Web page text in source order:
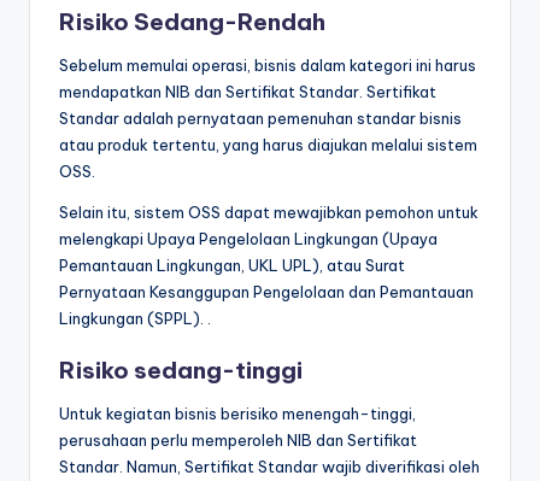
Risiko Sedang-Rendah
Sebelum memulai operasi, bisnis dalam kategori ini harus
mendapatkan NIB dan Sertifikat Standar. Sertifikat
Standar adalah pernyataan pemenuhan standar bisnis
atau produk tertentu, yang harus diajukan melalui sistem
OSS.
Selain itu, sistem OSS dapat mewajibkan pemohon untuk
melengkapi Upaya Pengelolaan Lingkungan (Upaya
Pemantauan Lingkungan, UKL UPL), atau Surat
Pernyataan Kesanggupan Pengelolaan dan Pemantauan
Lingkungan (SPPL). .
Risiko sedang-tinggi
Untuk kegiatan bisnis berisiko menengah-tinggi,
perusahaan perlu memperoleh NIB dan Sertifikat
Standar. Namun, Sertifikat Standar wajib diverifikasi oleh